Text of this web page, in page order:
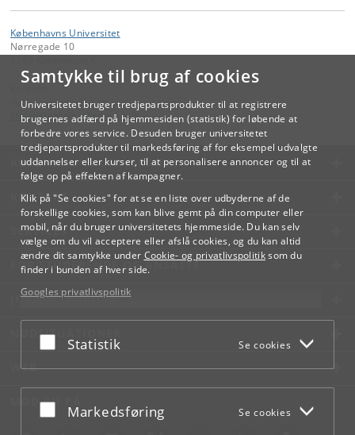
Samtykke til brug af cookies
Universitetet bruger tredjepartsprodukter til at registrere
brugernes adfærd på hjemmesiden (statistik) for løbende at
forbedre vores service. Desuden bruger universitetet
tredjepartsprodukter til markedsføring af for eksempel udvalgte
uddannelser eller kurser, til at personalisere annoncer og til at
følge op på effekten af kampagner.
Klik på "Se cookies" for at se en liste over udbyderne af de
forskellige cookies, som kan blive gemt på din computer eller
mobil, når du bruger universitetets hjemmeside. Du kan selv
vælge om du vil acceptere eller afslå cookies, og du kan altid
ændre dit samtykke under Cookie- og privatlivspolitiksom du
finder i bunden af hver side.
Googles privatlivspolitik
Acceptér eller afslå
Statistik Se cookies
Acceptér eller afslå
Markedsføring Se cookies
Københavns Universitet
Nørregade 10
Videreuddannelse og Livslang Læring
lifelonglearning@adm.ku.dk
KØBENHAVNS UNIVERSITET
KONTAKT
SERVICES
FOR STUDERENDE OG ANSATTE
JOB OG KARRIERE
NØDSITUATIONER
WEB
MØD KU PÅ